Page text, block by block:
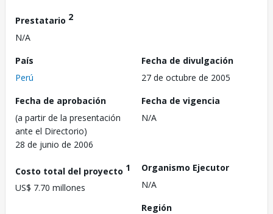
Prestatario 2
N/A
País
Perú
Fecha de divulgación
27 de octubre de 2005
Fecha de aprobación
(a partir de la presentación
ante el Directorio)
28 de junio de 2006
Fecha de vigencia
N/A
Costo total del proyecto 1
US$ 7.70 millones
Organismo Ejecutor
N/A
Región